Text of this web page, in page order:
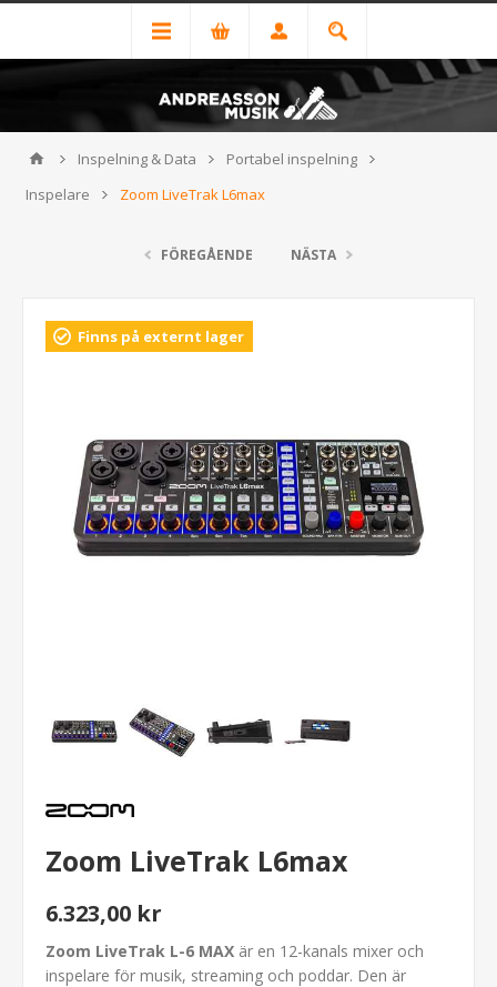
Inspelning & Data
Portabel inspelning
Inspelare
Zoom LiveTrak L6max
FÖREGÅENDE NÄSTA
Finns på externt lager
Zoom LiveTrak L6max
6.323,00 kr
Zoom LiveTrak L-6 MAX är en 12-kanals mixer och
inspelare för musik, streaming och poddar. Den är